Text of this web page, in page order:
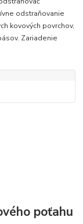
odstraňovanie
kovových povrchov,
Zariadenie
poťahu